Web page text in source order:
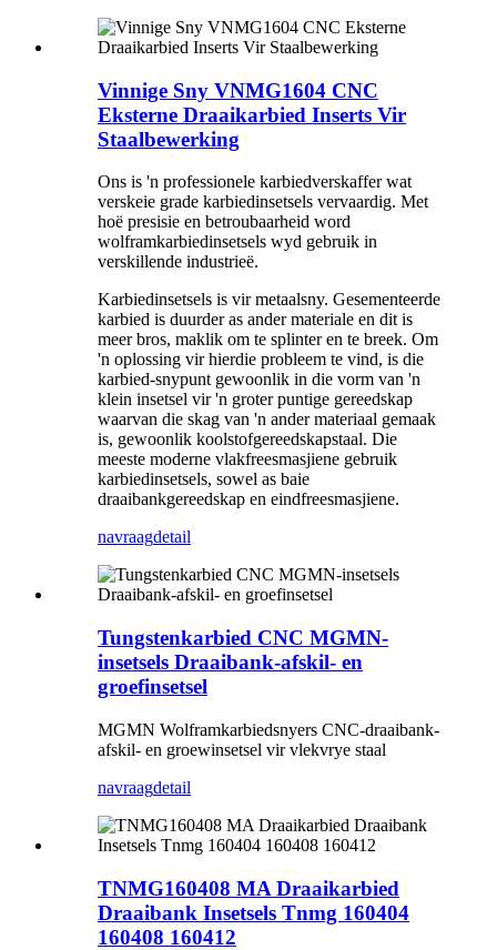
Vinnige Sny VNMG1604 CNC
Eksterne Draaikarbied Inserts Vir
Staalbewerking
Ons is 'n professionele karbiedverskaffer wat
verskeie grade karbiedinsetsels vervaardig. Met
hoë presisie en betroubaarheid word
wolframkarbiedinsetsels wyd gebruik in
verskillende industrieë.
Karbiedinsetsels is vir metaalsny. Gesementeerde
karbied is duurder as ander materiale en dit is
meer bros, maklik om te splinter en te breek. Om
'n oplossing vir hierdie probleem te vind, is die
karbied-snypunt gewoonlik in die vorm van 'n
klein insetsel vir 'n groter puntige gereedskap
waarvan die skag van 'n ander materiaal gemaak
is, gewoonlik koolstofgereedskapstaal. Die
meeste moderne vlakfreesmasjiene gebruik
karbiedinsetsels, sowel as baie
draaibankgereedskap en eindfreesmasjiene.
navraagdetail
Tungstenkarbied CNC MGMN-
insetsels Draaibank-afskil- en
groefinsetsel
MGMN Wolframkarbiedsnyers CNC-draaibank-
afskil- en groewinsetsel vir vlekvrye staal
navraagdetail
TNMG160408 MA Draaikarbied
Draaibank Insetsels Tnmg 160404
160408 160412